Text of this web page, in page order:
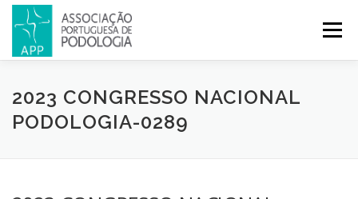
Menu
APP PODOLOGIA LICENCIATURA EM PODOLOGIA
2023 CONGRESSO NACIONAL
PODOLOGIA-0289